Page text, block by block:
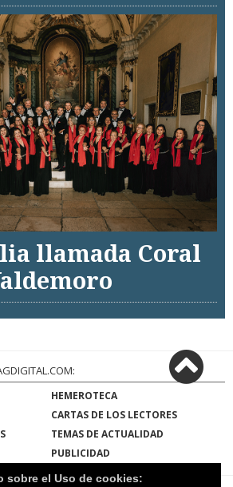
llamada Coral
HEMEROTECA
CARTAS DE LOS LECTORES
TEMAS DE ACTUALIDAD
PUBLICIDAD
sobre el Uso de cookies: